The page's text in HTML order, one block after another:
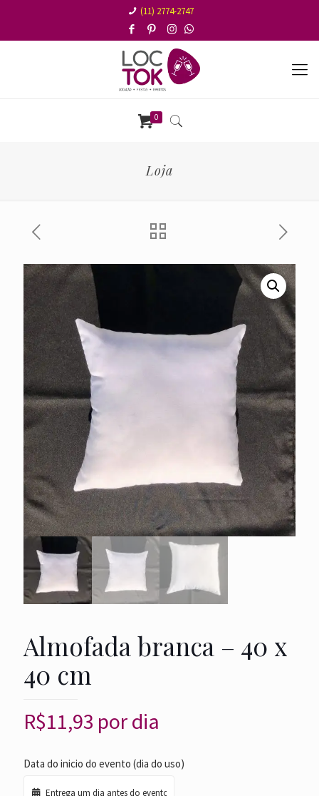
(11) 2774-2747
0
Loja
Almofada branca – 40 x
40 cm
R$11,93 por dia
Data do inicio do evento (dia do uso)